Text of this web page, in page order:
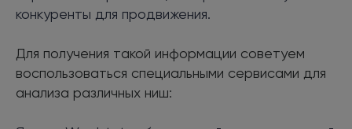
конкуренты для продвижения.
Для получения такой информации советуем
воспользоваться специальными сервисами для
анализа различных ниш: